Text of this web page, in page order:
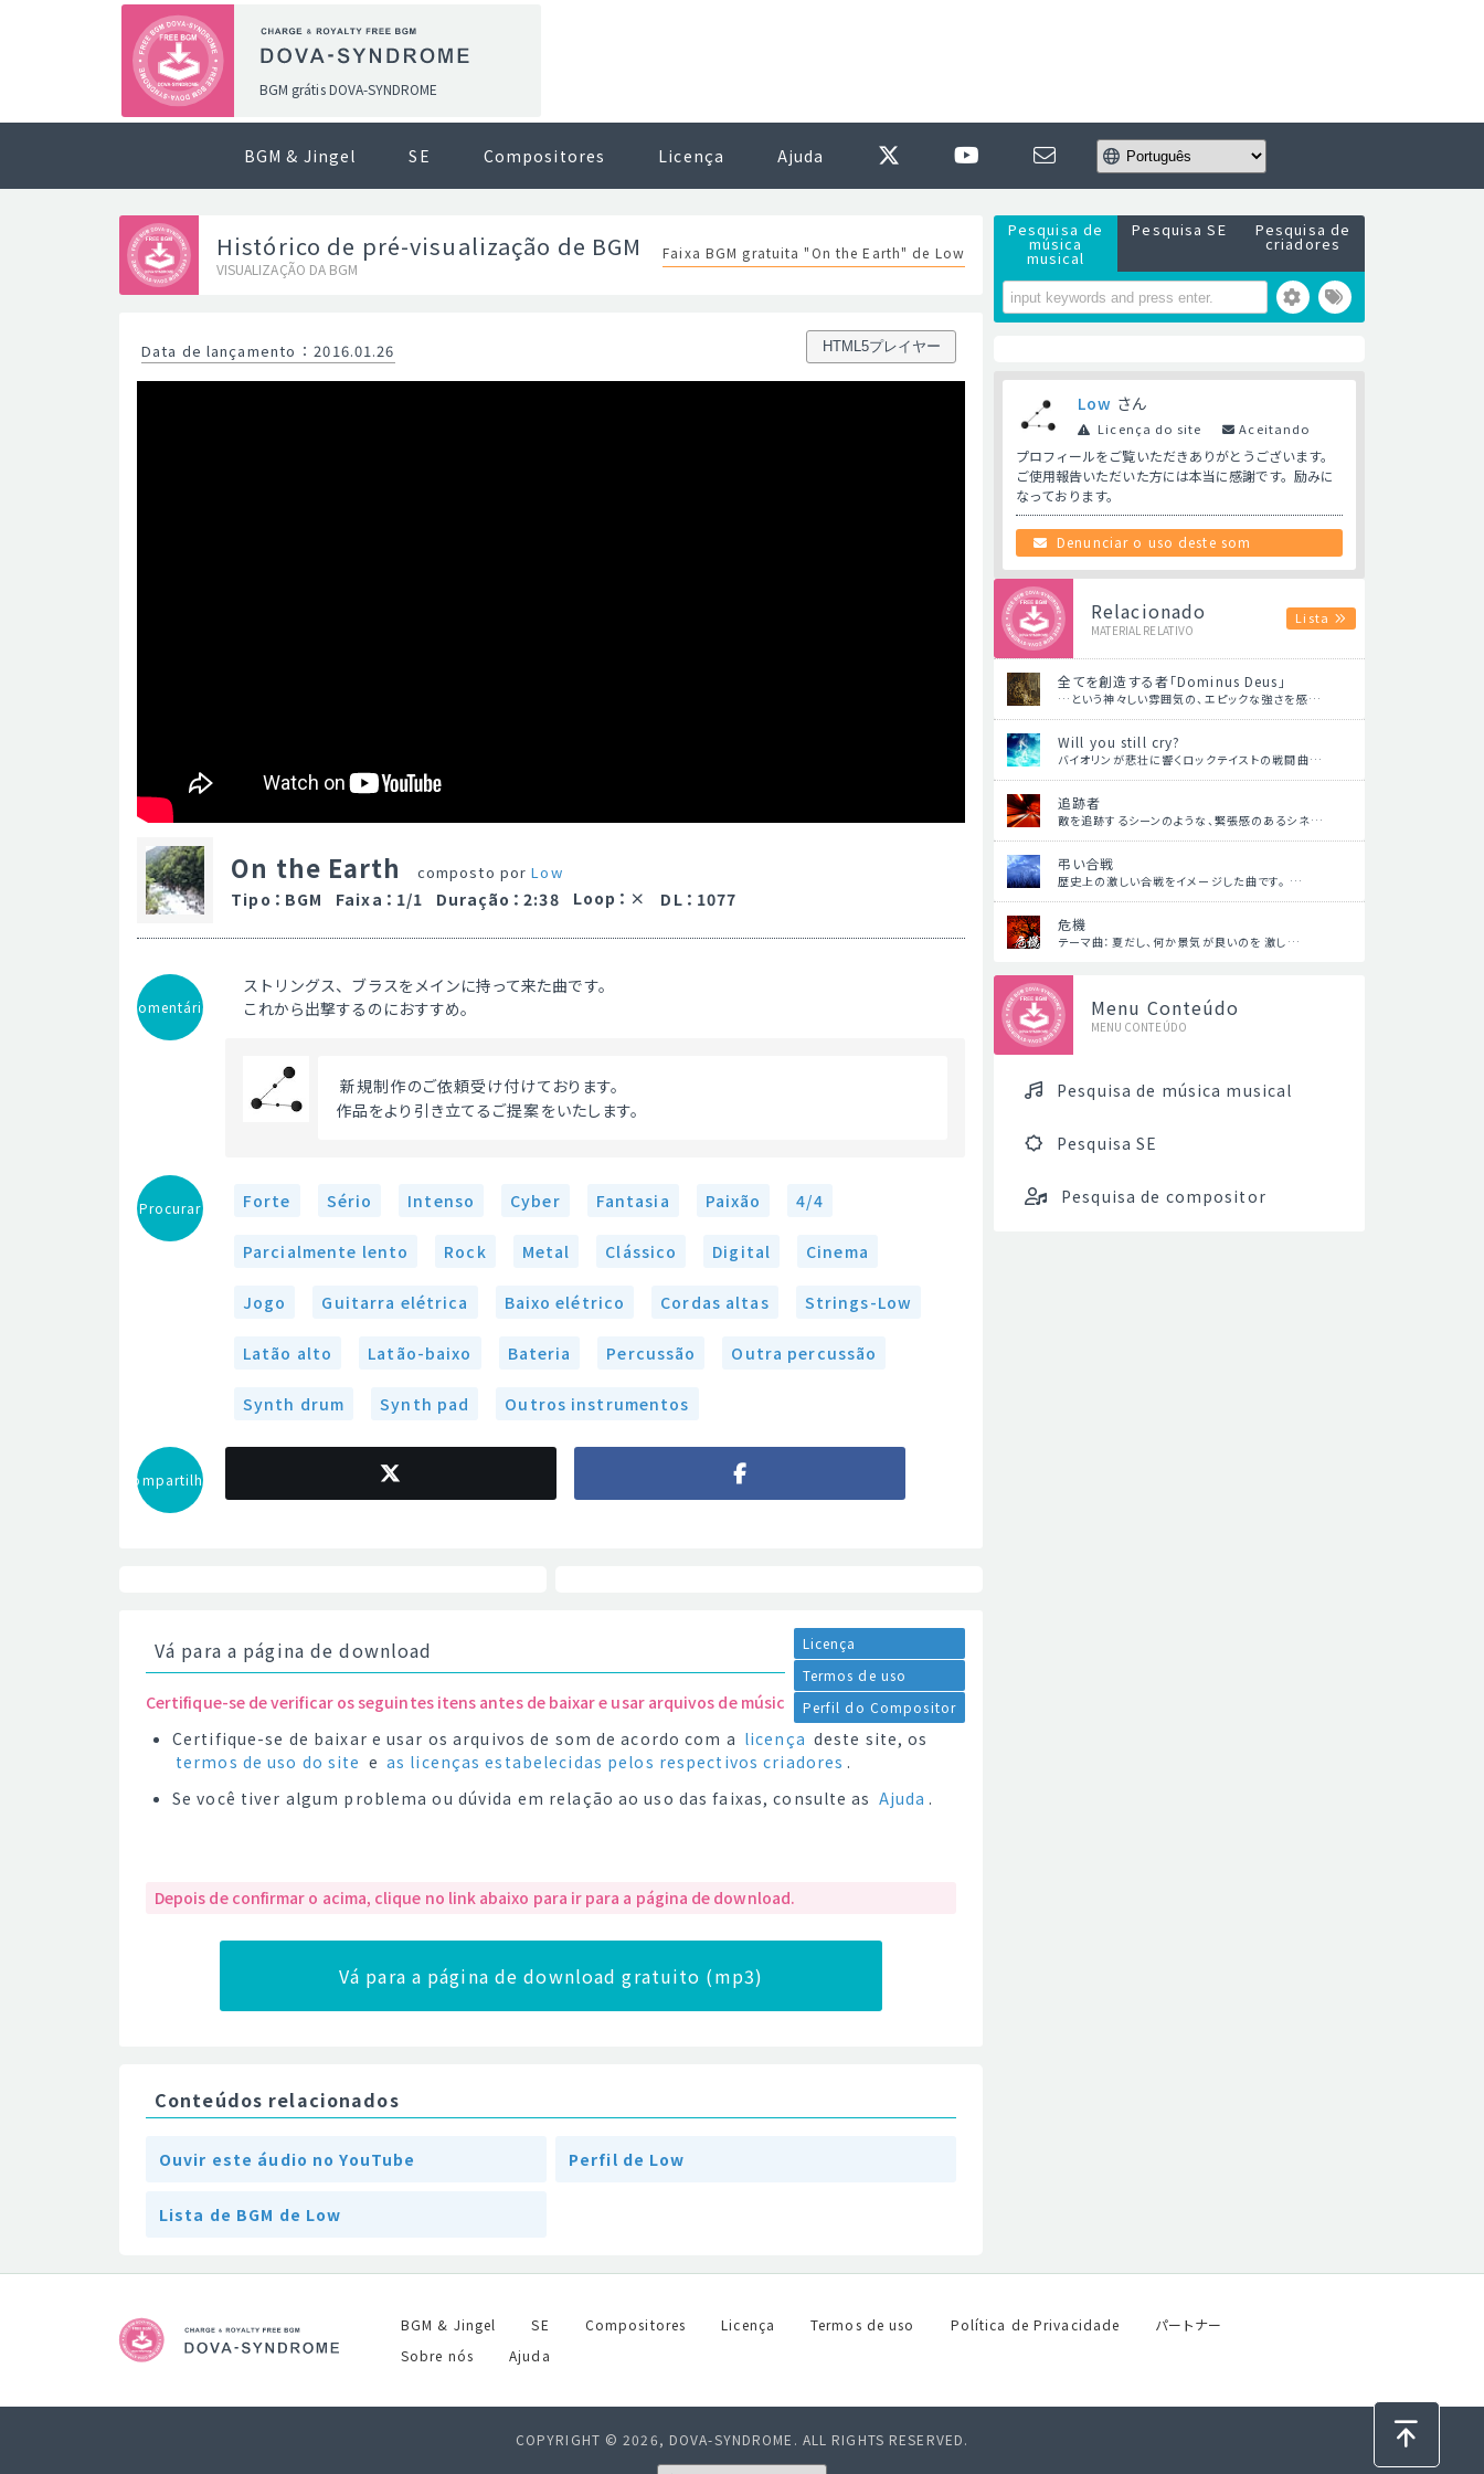
BGM grátis DOVA-SYNDROME
BGM & Jingel SE Compositores Licença Ajuda
Histórico de pré-visualização de BGM
VISUALIZAÇÃO DA BGM
Faixa BGM gratuita "On the Earth" de Low
Data de lançamento ： 2016.01.26 HTML5プレイヤー
On the Earth composto porLow
Tipo ： BGM Faixa ： 1/1 Duração ： 2:38 Loop ： DL ： 1077
Comentário
ストリングス、ブラスをメインに持って来た曲です。
これから出撃するのにおすすめ。
新規制作のご依頼受け付けております。
作品をより引き立てるご提案をいたします。
Procurar Forte Sério Intenso Cyber Fantasia Paixão 4/4
Parcialmente lento Rock Metal Clássico Digital Cinema
Jogo Guitarra elétrica Baixo elétrico Cordas altas Strings-Low
Latão alto Latão-baixo Bateria Percussão Outra percussão
Synth drum Synth pad Outros instrumentos
Compartilhar
Vá para a página de download
Licença
Termos de uso
Perfil do Compositor
Certifique-se de verificar os seguintes itens antes de baixar e usar arquivos de música.
Certifique-se de baixar e usar os arquivos de som de acordo com a licença deste site, os
termos de uso do site e as licenças estabelecidas pelos respectivos criadores .
Se você tiver algum problema ou dúvida em relação ao uso das faixas, consulte as Ajuda .
Depois de confirmar o acima, clique no link abaixo para ir para a página de download.
Vá para a página de download gratuito (mp3)
Conteúdos relacionados
Ouvir este áudio no YouTube Perfil de Low
Lista de BGM de Low
Pesquisa de
música
musical
Pesquisa SE Pesquisa de
criadores
Low さん
Licença do site Aceitando
プロフィールをご覧いただきありがとうございます。
ご使用報告いただいた方には本当に感謝です。励みに
なっております。
Denunciar o uso deste som
Relacionado
MATERIAL RELATIVO
Lista
全てを創造する者「Dominus Deus」
…という神々しい雰囲気の、エピックな強さを感…
Will you still cry?
バイオリンが悲壮に響くロックテイストの戦闘曲…
追跡者
敵を追跡するシーンのような、緊張感のあるシネ…
弔い合戦
歴史上の激しい合戦をイメージした曲です。 …
危機
テーマ曲：夏だし、何か景気が良いのを 激し…
Menu Conteúdo
MENU CONTEÚDO
Pesquisa de música musical
Pesquisa SE
Pesquisa de compositor
BGM & Jingel SE Compositores Licença Termos de uso Política de Privacidade
パートナー
Sobre nós
Ajuda
COPYRIGHT © 2026, DOVA-SYNDROME. ALL RIGHTS RESERVED.